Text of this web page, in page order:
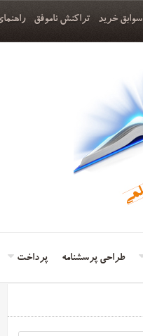
سوابق خرید تراکنش ناموفق
طراحی پرسشنامه پرداخت